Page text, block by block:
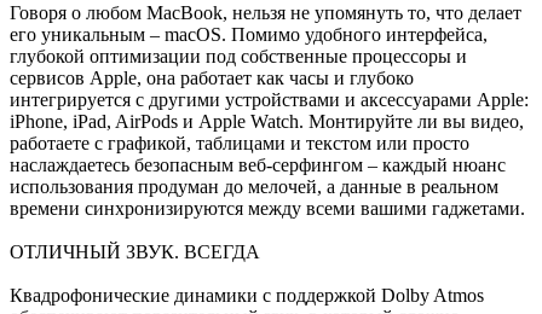
Говоря о любом MacBook, нельзя не упомянуть то, что делает
его уникальным – macOS. Помимо удобного интерфейса,
глубокой оптимизации под собственные процессоры и
сервисов Apple, она работает как часы и глубоко
интегрируется с другими устройствами и аксессуарами Apple:
iPhone, iPad, AirPods и Apple Watch. Монтируйте ли вы видео,
работаете с графикой, таблицами и текстом или просто
наслаждаетесь безопасным веб-серфингом – каждый нюанс
использования продуман до мелочей, а данные в реальном
времени синхронизируются между всеми вашими гаджетами.
ОТЛИЧНЫЙ ЗВУК. ВСЕГДА
Квадрофонические динамики c поддержкой Dolby Atmos